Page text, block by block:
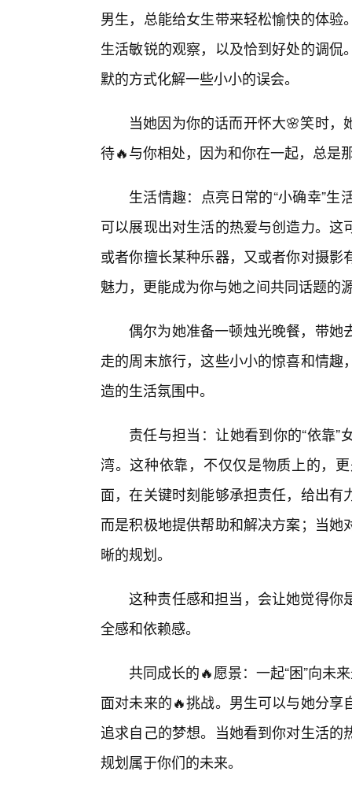
男生，总能给女生带来轻松愉快的体
生活敏锐的观察，以及恰到好处的调
默的方式化解一些小小的误会。
当她因为你的话而开怀大🌸笑时
待🔥与你相处，因为和你在一起，总是
生活情趣：点亮日常的“小确幸”
可以展现出对生活的热爱与创造力。
或者你擅长某种乐器，又或者你对摄
魅力，更能成为你与她之间共同话题的
偶尔为她准备一顿烛光晚餐，带她
走的周末旅行，这些小小的惊喜和情
造的生活氛围中。
责任与担当：让她看到你的“依靠
湾。这种依靠，不仅仅是物质上的，
面，在关键时刻能够承担责任，给出
而是积极地提供帮助和解决方案；当
晰的规划。
这种责任感和担当，会让她觉得你
全感和依赖感。
共同成长的🔥愿景：一起“困”向未
面对未来的🔥挑战。男生可以与她分
追求自己的梦想。当她看到你对生活
规划属于你们的未来。